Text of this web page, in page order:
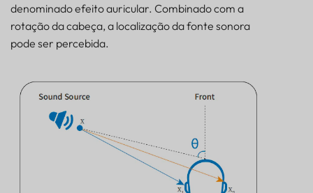
denominado efeito auricular. Combinado com a
rotação da cabeça, a localização da fonte sonora
pode ser percebida.